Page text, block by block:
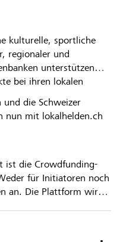
kulturelle, sportliche
regionaler und
unterstützen
bei ihren lokalen
und die Schweizer
nun mit lokalhelden.ch
ist die Crowdfunding-
für Initiatoren noch
an. Die Plattform wird